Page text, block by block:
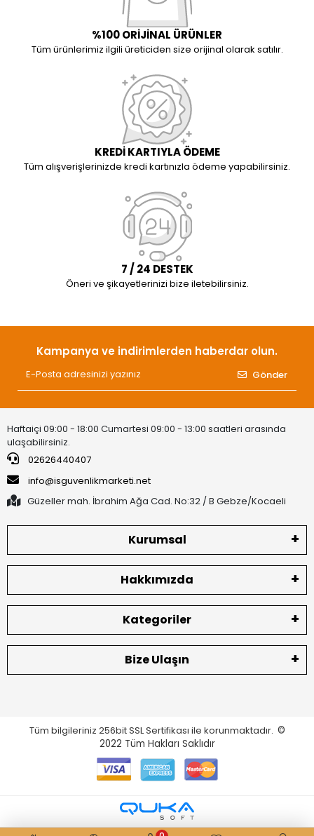
%100 ORİJİNAL ÜRÜNLER
Tüm ürünlerimiz ilgili üreticiden size orijinal olarak satılır.
KREDİ KARTIYLA ÖDEME
Tüm alışverişlerinizde kredi kartınızla ödeme yapabilirsiniz.
7 / 24 DESTEK
Öneri ve şikayetlerinizi bize iletebilirsiniz.
Kampanya ve indirimlerden haberdar olun.
Gönder
Haftaiçi 09:00 - 18:00 Cumartesi 09:00 - 13:00 saatleri arasında
ulaşabilirsiniz.
02626440407
info@isguvenlikmarketi.net
Güzeller mah. İbrahim Ağa Cad. No:32 / B Gebze/Kocaeli
Kurumsal
Hakkımızda
Kategoriler
Bize Ulaşın
Tüm bilgileriniz 256bit SSL Sertifikası ile korunmaktadır. ©
2022 Tüm Hakları Saklıdır